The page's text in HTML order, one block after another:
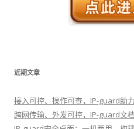
近期文章
接入可控、操作可查，IP-guard助
跨网传输、外发可控，IP-guard文